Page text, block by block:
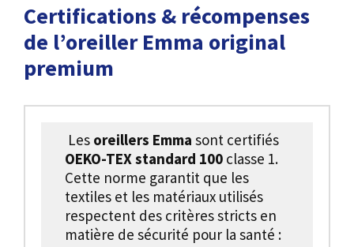
Certifications & récompenses
de l’oreiller Emma original
premium
Les oreillers Emma sont certifiés
OEKO-TEX standard 100 classe 1.
Cette norme garantit que les
textiles et les matériaux utilisés
respectent des critères stricts en
matière de sécurité pour la santé :